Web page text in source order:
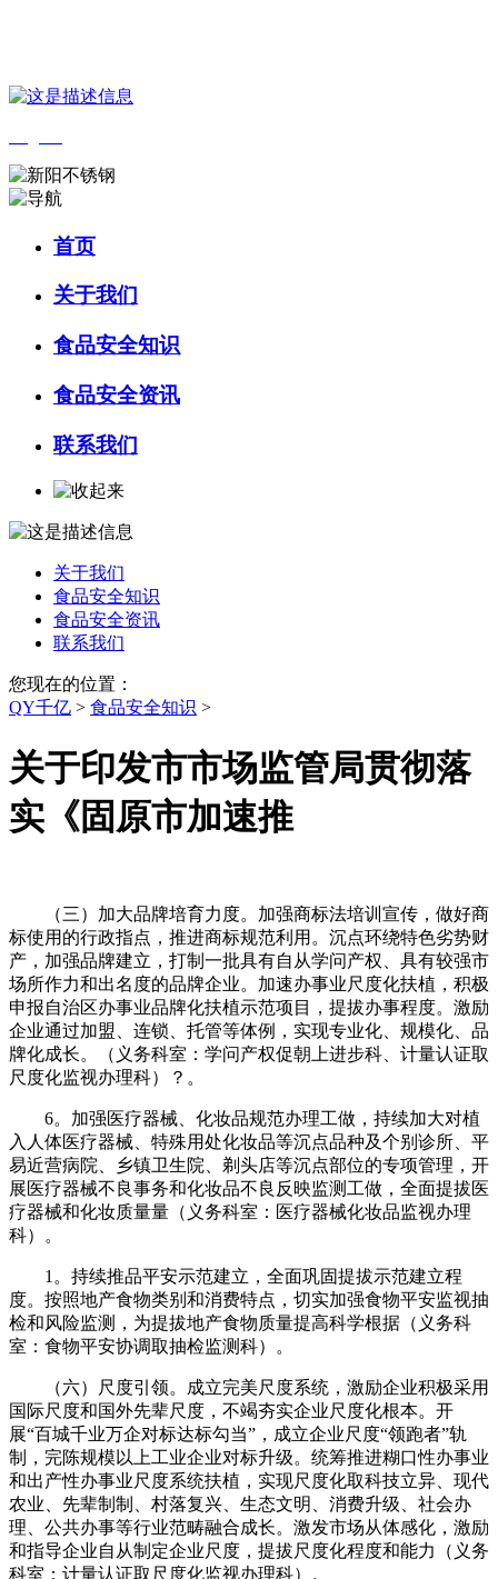
首页
关于我们
食品安全知识
食品安全资讯
联系我们
关于我们
食品安全知识
食品安全资讯
联系我们
您现在的位置：
QY千亿 > 食品安全知识 >
关于印发市市场监管局贯彻落
实《固原市加速推
（三）加大品牌培育力度。加强商标法培训宣传，做好商
标使用的行政指点，推进商标规范利用。沉点环绕特色劣势财
产，加强品牌建立，打制一批具有自从学问产权、具有较强市
场所作力和出名度的品牌企业。加速办事业尺度化扶植，积极
申报自治区办事业品牌化扶植示范项目，提拔办事程度。激励
企业通过加盟、连锁、托管等体例，实现专业化、规模化、品
牌化成长。（义务科室：学问产权促朝上进步科、计量认证取
尺度化监视办理科）？。
6。加强医疗器械、化妆品规范办理工做，持续加大对植
入人体医疗器械、特殊用处化妆品等沉点品种及个别诊所、平
易近营病院、乡镇卫生院、剃头店等沉点部位的专项管理，开
展医疗器械不良事务和化妆品不良反映监测工做，全面提拔医
疗器械和化妆质量量（义务科室：医疗器械化妆品监视办理
科）。
1。持续推品平安示范建立，全面巩固提拔示范建立程
度。按照地产食物类别和消费特点，切实加强食物平安监视抽
检和风险监测，为提拔地产食物质量提高科学根据（义务科
室：食物平安协调取抽检监测科）。
（六）尺度引领。成立完美尺度系统，激励企业积极采用
国际尺度和国外先辈尺度，不竭夯实企业尺度化根本。开
展“百城千业万企对标达标勾当”，成立企业尺度“领跑者”轨
制，完陈规模以上工业企业对标升级。统筹推进糊口性办事业
和出产性办事业尺度系统扶植，实现尺度化取科技立异、现代
农业、先辈制制、村落复兴、生态文明、消费升级、社会办
理、公共办事等行业范畴融合成长。激发市场从体感化，激励
和指导企业自从制定企业尺度，提拔尺度化程度和能力（义务
科室：计量认证取尺度化监视办理科）。